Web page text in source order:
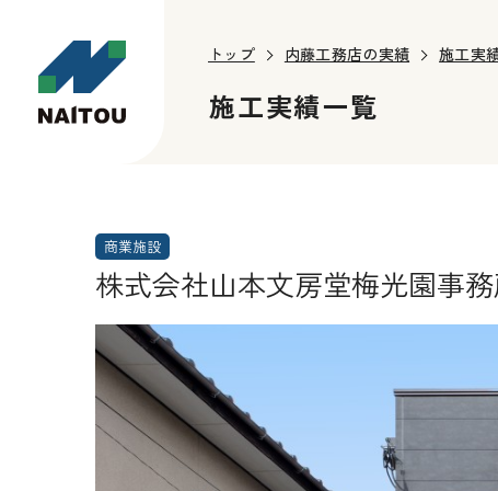
トップ 内藤工務店の実績 施工実
施工実績一覧
商業施設
株式会社山本文房堂梅光園事